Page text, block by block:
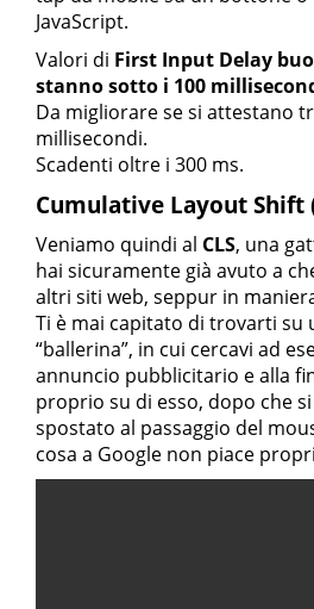
JavaScript.
Valori di First Input Delay
stanno sotto i 100
Da migliorare se si attestano
millisecondi.
Scadenti oltre i 300 ms.
Cumulative Layout Shift
Veniamo quindi al CLS, una
hai sicuramente già avuto a
altri siti web, seppur in
Ti è mai capitato di trovarti su
“ballerina”, in cui cercavi ad
annuncio pubblicitario e alla
proprio su di esso, dopo che
spostato al passaggio del
cosa a Google non piace